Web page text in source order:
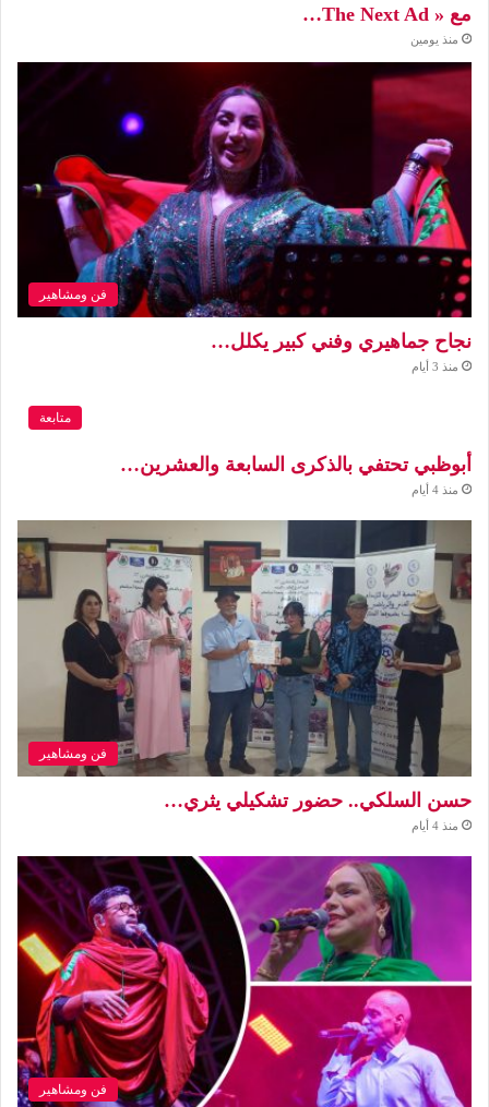
مع « The Next Ad…
منذ يومين
فن ومشاهير
نجاح جماهيري وفني كبير يكلل…
منذ 3 أيام
متابعة
أبوظبي تحتفي بالذكرى السابعة والعشرين…
منذ 4 أيام
فن ومشاهير
حسن السلكي.. حضور تشكيلي يثري…
منذ 4 أيام
فن ومشاهير